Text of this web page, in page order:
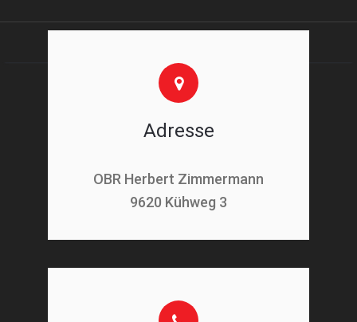
Adresse
OBR Herbert Zimmermann
9620 Kühweg 3